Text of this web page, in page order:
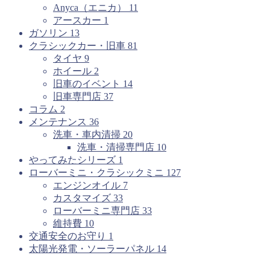
Anyca（エニカ） 11
アースカー 1
ガソリン 13
クラシックカー・旧車 81
タイヤ 9
ホイール 2
旧車のイベント 14
旧車専門店 37
コラム 2
メンテナンス 36
洗車・車内清掃 20
洗車・清掃専門店 10
やってみたシリーズ 1
ローバーミニ・クラシックミニ 127
エンジンオイル 7
カスタマイズ 33
ローバーミニ専門店 33
維持費 10
交通安全のお守り 1
太陽光発電・ソーラーパネル 14